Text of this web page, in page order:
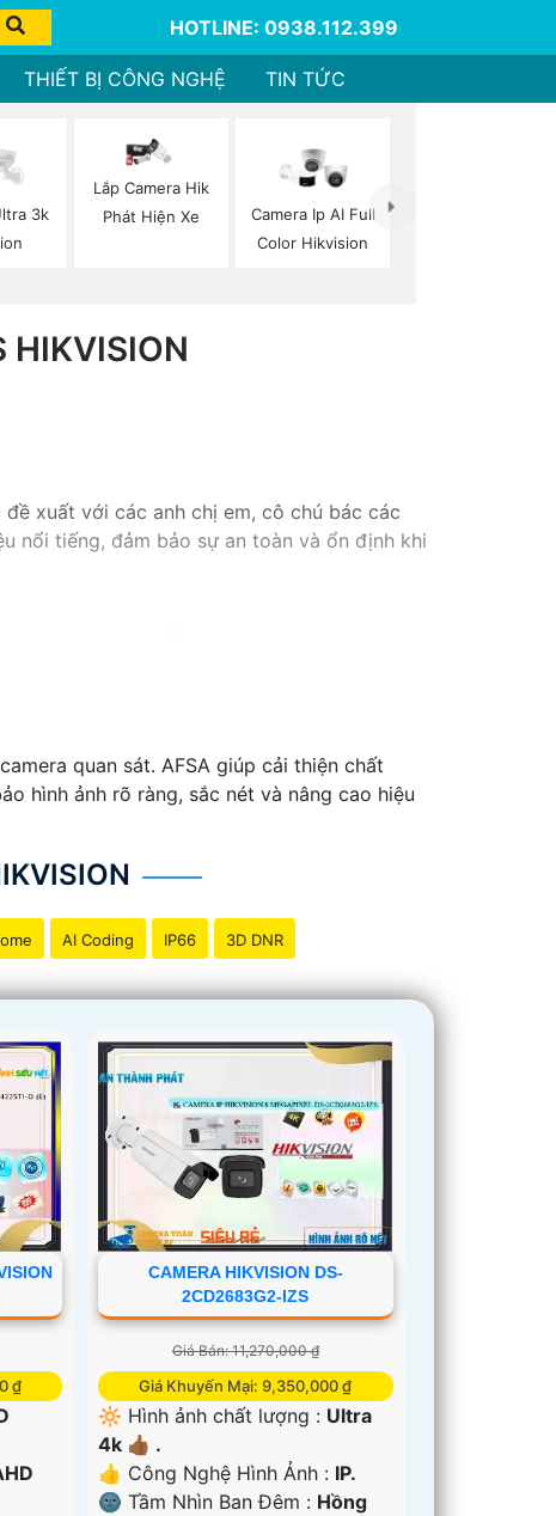
HOTLINE: 0938.112.399
THIẾT BỊ CÔNG NGHỆ TIN TỨC
3k
Lắp Camera Hik
Phát Hiện Xe
Camera Ip AI Full
Color Hikvision
HIKVISION
xuất với các anh chị em, cô chú bác các
nổi tiếng, đảm bảo sự an toàn và ổn định khi
quan sát. AFSA giúp cải thiện chất
hình ảnh rõ ràng, sắc nét và nâng cao hiệu
AI Coding IP66 3D DNR
₫
CAMERA HIKVISION DS-
2CD2683G2-IZS
Giá Bán: 11,270,000 ₫
Giá Khuyến Mại: 9,350,000 ₫
🔆 Hình ảnh chất lượng : Ultra
4k 👍🏾 .
👍 Công Nghệ Hình Ảnh : IP.
🌚 Tầm Nhìn Ban Đêm : Hồng